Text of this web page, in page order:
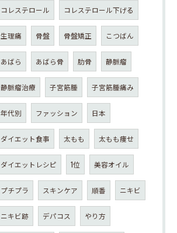
コレステロール コレステロール下げる
生理痛 骨盤 骨盤矯正 こつばん
あばら あばら骨 肋骨 静脈瘤
静脈瘤治療 子宮筋腫 子宮筋腫痛み
年代別 ファッション 日本
ダイエット食事 太もも 太もも痩せ
ダイエットレシピ 1位 美容オイル
プチプラ スキンケア 順番 ニキビ
ニキビ跡 デパコス やり方